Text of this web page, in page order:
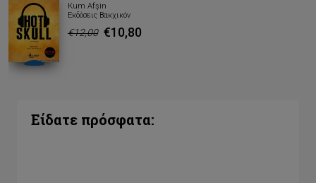
Kum Afşin
Εκδόσεις Βακχικόν
€12,00 €10,80
Είδατε πρόσφατα: